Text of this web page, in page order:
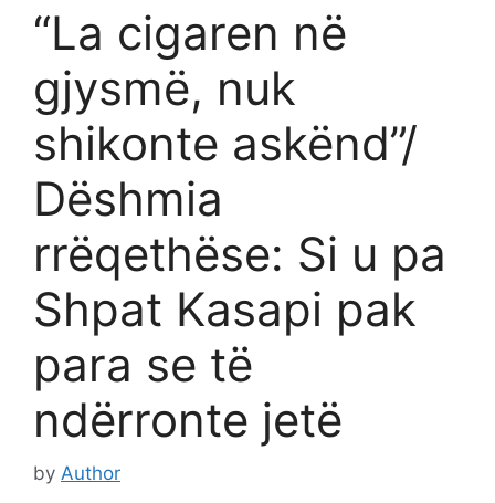
“La cigaren në
gjysmë, nuk
shikonte askënd”/
Dëshmia
rrëqethëse: Si u pa
Shpat Kasapi pak
para se të
ndërronte jetë
by Author